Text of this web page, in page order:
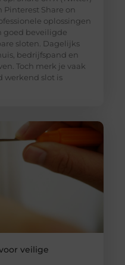
Pinterest Share on
oplossingen
goed beveiligde
sloten. Dagelijks
bedrijfspand en
Toch merk je vaak
werkend slot is
veilige